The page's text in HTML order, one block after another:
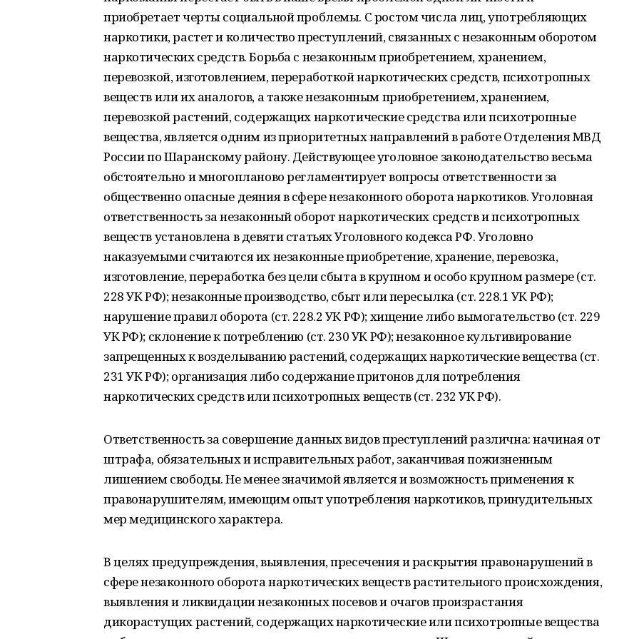
приобретает черты социальной проблемы. С ростом числа лиц, употребляющих
наркотики, растет и количество преступлений, связанных с незаконным оборотом
наркотических средств. Борьба с незаконным приобретением, хранением,
перевозкой, изготовлением, переработкой наркотических средств, психотропных
веществ или их аналогов, а также незаконным приобретением, хранением,
перевозкой растений, содержащих наркотические средства или психотропные
вещества, является одним из приоритетных направлений в работе Отделения МВД
России по Шаранскому району. Действующее уголовное законодательство весьма
обстоятельно и многопланово регламентирует вопросы ответственности за
общественно опасные деяния в сфере незаконного оборота наркотиков. Уголовная
ответственность за незаконный оборот наркотических средств и психотропных
веществ установлена в девяти статьях Уголовного кодекса РФ. Уголовно
наказуемыми считаются их незаконные приобретение, хранение, перевозка,
изготовление, переработка без цели сбыта в крупном и особо крупном размере (ст.
228 УК РФ); незаконные производство, сбыт или пересылка (ст. 228.1 УК РФ);
нарушение правил оборота (ст. 228.2 УК РФ); хищение либо вымогательство (ст. 229
УК РФ); склонение к потреблению (ст. 230 УК РФ); незаконное культивирование
запрещенных к возделыванию растений, содержащих наркотические вещества (ст.
231 УК РФ); организация либо содержание притонов для потребления
наркотических средств или психотропных веществ (ст. 232 УК РФ).
Ответственность за совершение данных видов преступлений различна: начиная от
штрафа, обязательных и исправительных работ, заканчивая пожизненным
лишением свободы. Не менее значимой является и возможность применения к
правонарушителям, имеющим опыт употребления наркотиков, принудительных
мер медицинского характера.
В целях предупреждения, выявления, пресечения и раскрытия правонарушений в
сфере незаконного оборота наркотических веществ растительного происхождения,
выявления и ликвидации незаконных посевов и очагов произрастания
дикорастущих растений, содержащих наркотические или психотропные вещества